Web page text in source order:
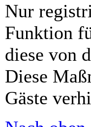
Nur
Funktion
diese von
Diese
Gäste